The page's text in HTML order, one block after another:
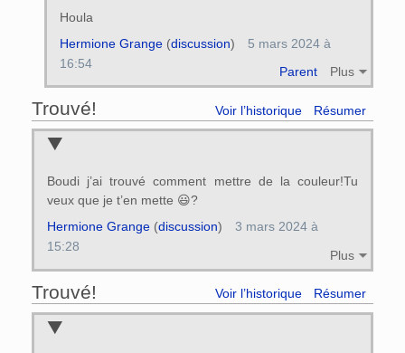
Houla
Parent Plus
Hermione Grange(discussion)
5 mars 2024 à
16:54
Trouvé! Voir l’historique Résumer
Boudi j’ai trouvé comment mettre de la couleur!Tu
veux que je t’en mette 😃?
Plus
Hermione Grange(discussion)
3 mars 2024 à
15:28
Trouvé! Voir l’historique Résumer